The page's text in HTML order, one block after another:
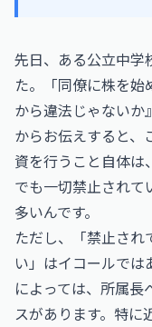
先日、ある公立中学
た。「同僚に株を
から違法じゃないか
からお伝えすると、
資を行うこと自体は
でも一切禁止されて
多いんです。
ただし、「禁止さ
い」はイコールで
によっては、所属長
スがあります。特に